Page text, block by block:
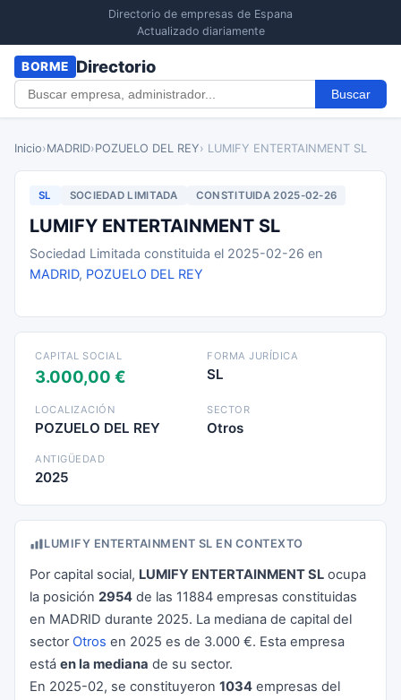
Directorio de empresas de Espana
Actualizado diariamente
BORME Directorio
Buscar
Inicio›MADRID›POZUELO DEL REY› LUMIFY ENTERTAINMENT SL
SL SOCIEDAD LIMITADA CONSTITUIDA 2025-02-26
LUMIFY ENTERTAINMENT SL
Sociedad Limitada constituida el 2025-02-26 en
MADRID, POZUELO DEL REY
CAPITAL SOCIAL
3.000,00 €
FORMA JURÍDICA
SL
LOCALIZACIÓN
POZUELO DEL REY
SECTOR
Otros
ANTIGÜEDAD
2025
LUMIFY ENTERTAINMENT SL EN CONTEXTO
Por capital social, LUMIFY ENTERTAINMENT SL ocupa
la posición 2954 de las 11884 empresas constituidas
en MADRID durante 2025. La mediana de capital del
sector Otros en 2025 es de 3.000 €. Esta empresa
está en la mediana de su sector.
En 2025-02, se constituyeron 1034 empresas del